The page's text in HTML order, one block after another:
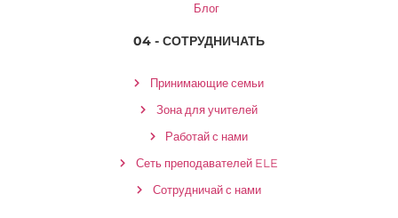
Блог
04 - СОТРУДНИЧАТЬ
Принимающие семьи
Зона для учителей
Работай с нами
Сеть преподавателей ELE
Сотрудничай с нами